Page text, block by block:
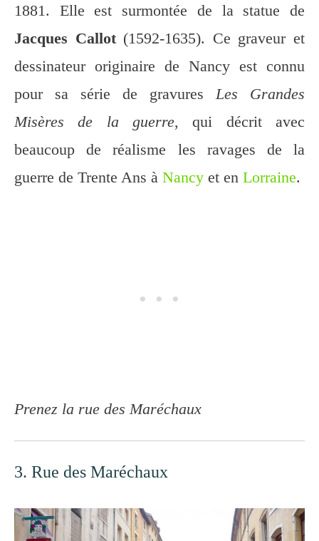
1881. Elle est surmontée de la statue de
Jacques Callot(1592-1635). Ce graveur et
dessinateur originaire de Nancy est connu
pour sa série de gravures Les Grandes
Misères de la guerre, qui décrit avec
beaucoup de réalisme les ravages de la
guerre de Trente Ans à Nancy et en Lorraine.
Prenez la rue des Maréchaux
3. Rue des Maréchaux